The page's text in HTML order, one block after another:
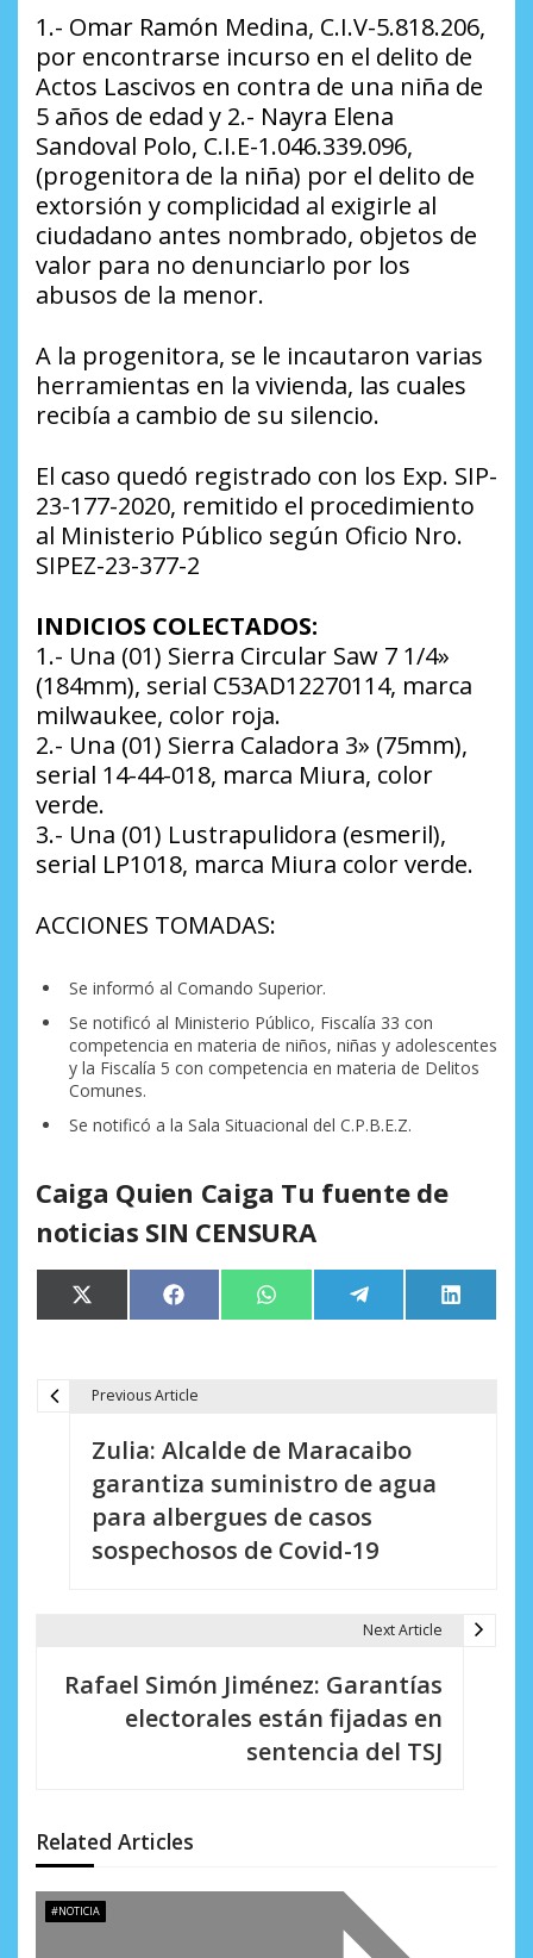
1.- Omar Ramón Medina, C.I.V-5.818.206,
por encontrarse incurso en el delito de
Actos Lascivos en contra de una niña de
5 años de edad y 2.- Nayra Elena
Sandoval Polo, C.I.E-1.046.339.096,
(progenitora de la niña) por el delito de
extorsión y complicidad al exigirle al
ciudadano antes nombrado, objetos de
valor para no denunciarlo por los
abusos de la menor.
A la progenitora, se le incautaron varias
herramientas en la vivienda, las cuales
recibía a cambio de su silencio.
El caso quedó registrado con los Exp. SIP-
23-177-2020, remitido el procedimiento
al Ministerio Público según Oficio Nro.
SIPEZ-23-377-2
INDICIOS COLECTADOS:
1.- Una (01) Sierra Circular Saw 7 1/4»
(184mm), serial C53AD12270114, marca
milwaukee, color roja.
2.- Una (01) Sierra Caladora 3» (75mm),
serial 14-44-018, marca Miura, color
verde.
3.- Una (01) Lustrapulidora (esmeril),
serial LP1018, marca Miura color verde.
ACCIONES TOMADAS:
Se informó al Comando Superior.
Se notificó al Ministerio Público, Fiscalía 33 con
competencia en materia de niños, niñas y adolescentes
y la Fiscalía 5 con competencia en materia de Delitos
Comunes.
Se notificó a la Sala Situacional del C.P.B.E.Z.
Caiga Quien Caiga Tu fuente de
noticias SIN CENSURA
Compartir
en
X
(Twitter)
Compartir
en
Facebook Compartir
en
WhatsApp Compartir
en
Telegram
en
LinkedIn
d
e
e
Previous Article
Zulia: Alcalde de Maracaibo
garantiza suministro de agua
para albergues de casos
sospechosos de Covid-19
Next Article
Rafael Simón Jiménez: Garantías
electorales están fijadas en
sentencia del TSJ
Related Articles
#NOTICIA